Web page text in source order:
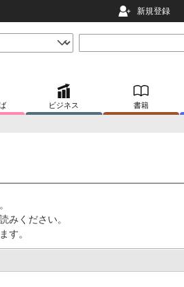
新規登録
ビジネス 書籍
みください。
す。